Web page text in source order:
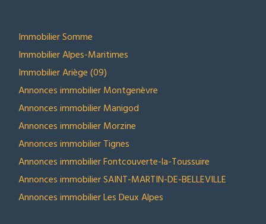
Immobilier Somme
Immobilier Alpes-Maritimes
Immobilier Ariège (09)
Annonces immobilier Montgenèvre
Annonces immobilier Manigod
Annonces immobilier Morzine
Annonces immobilier Tignes
Annonces immobilier Fontcouverte-la-Toussuire
Annonces immobilier SAINT-MARTIN-DE-BELLEVILLE
Annonces immobilier Les Deux Alpes